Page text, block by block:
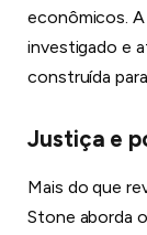
econômicos.
investigado e
construída
Justiça e
Mais do que
Stone aborda